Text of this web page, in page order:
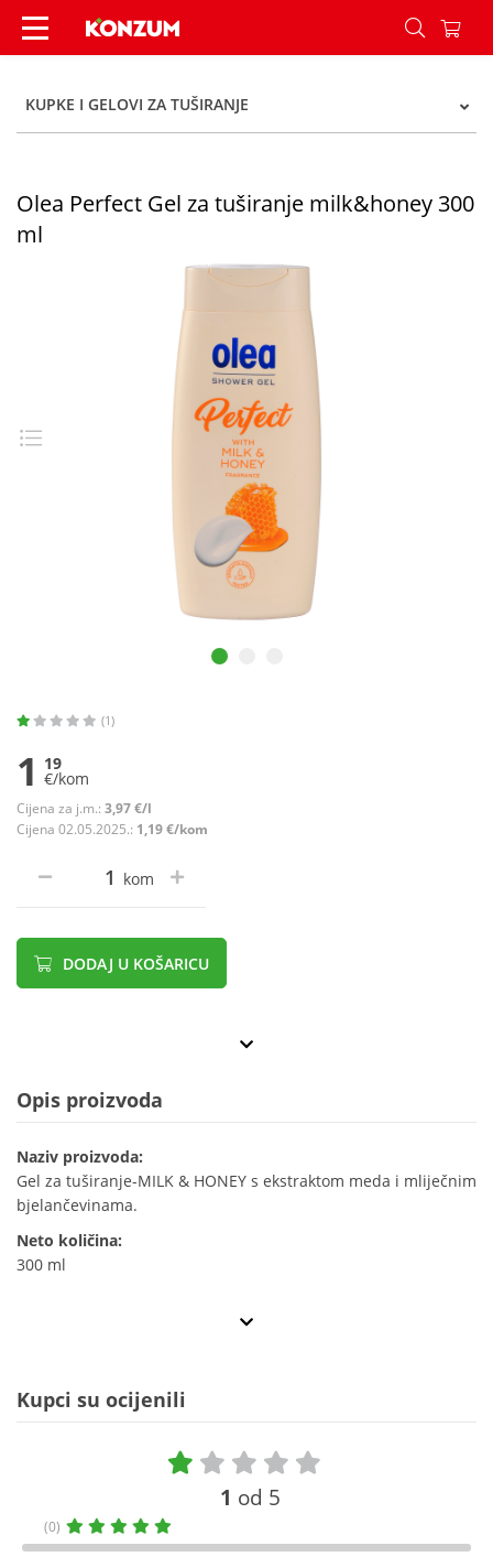
Olea Perfect Gel za tuširanje milk&honey 300 ml
KUPKE I GELOVI ZA TUŠIRANJE
Olea Perfect Gel za tuširanje milk&honey 300
ml
(1)
1 19
€/kom
Cijena za j.m.: 3,97 €/l
Cijena 02.05.2025.: 1,19 €/kom
kom
DODAJ U KOŠARICU
Opis proizvoda
Naziv proizvoda:
Gel za tuširanje-MILK & HONEY s ekstraktom meda i mliječnim
bjelančevinama.
Neto količina:
300 ml
Kupci su ocijenili
1 od 5
(0)